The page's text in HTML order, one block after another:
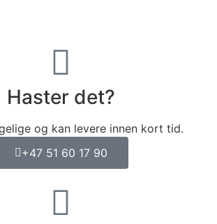
Haster det?
og kan levere innen kort tid.
+47 51 60 17 90